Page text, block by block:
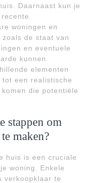
Daarnaast kun je
woningen en
de staat van
en eventuele
kunnen
elementen
een realistische
die potentiële
stappen om
maken?
huis is een cruciale
woning. Enkele
verkoopklaar te